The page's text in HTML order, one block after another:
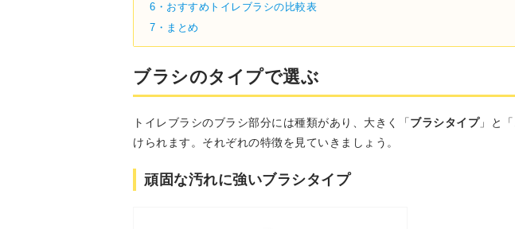
6・ おすすめトイレブラシの比較表
7・ まとめ
ブラシのタイプで選ぶ
トイレブラシのブラシ部分には種類があり、大きく「ブラシタイプ」と「
けられます。それぞれの特徴を見ていきましょう。
頑固な汚れに強いブラシタイプ